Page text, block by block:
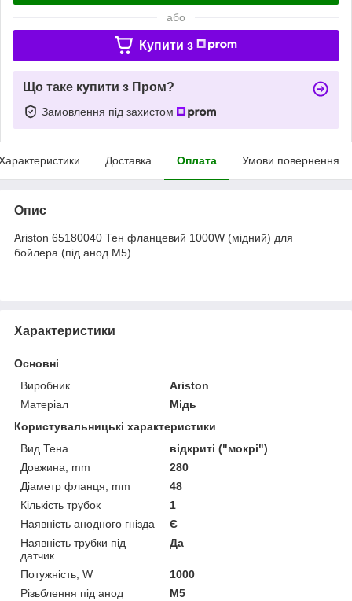
або
Купити з
Що таке купити з Пром?
Замовлення під захистом
Доставка Оплата Умови повернення
Опис
Ariston 65180040 Тен фланцевий 1000W (мідний) для
бойлера (під анод M5)
Характеристики
Основні
Виробник
Ariston
Матеріал
Мідь
Користувальницькі характеристики
Вид Тена
відкриті ("мокрі")
Довжина, mm
280
Діаметр фланця, mm
48
Кількість трубок
1
Наявність анодного гнізда
Є
Наявність трубки під
датчик
Да
Потужність, W
1000
Різьблення під анод
M5